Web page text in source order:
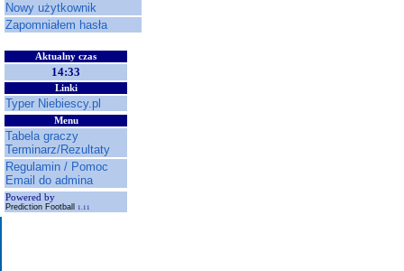
Nowy użytkownik
Zapomniałem hasła
Aktualny czas
14:33
Linki
Typer Niebiescy.pl
Menu
Tabela graczy
Terminarz/Rezultaty
Regulamin / Pomoc
Email do admina
Powered by
Prediction Football 1.11